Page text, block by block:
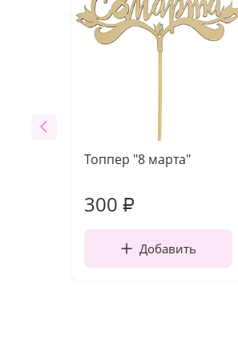
Топпер "8 марта"
300 ₽
Добавить